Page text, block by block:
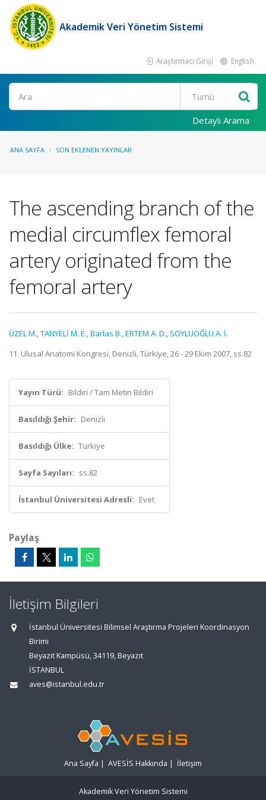
Akademik Veri Yönetim Sistemi
Araştırmacı Girişi English
Ara
Detaylı Arama
ANA SAYFA SON EKLENEN YAYINLAR
The ascending branch of the
medial circumflex femoral
artery originated from the
femoral artery
ÜZEL M.,TANYELİ M. E.,Barlas B.,ERTEM A. D., SOYLUOĞLU A. İ.
11. Ulusal Anatomi Kongresi, Denizli, Türkiye, 26 - 29 Ekim 2007, ss.82
Yayın Türü: Bildiri / Tam Metin Bildiri
Basıldığı Şehir: Denizli
Basıldığı Ülke: Türkiye
Sayfa Sayıları: ss.82
İstanbul Üniversitesi Adresli: Evet
Paylaş
İletişim Bilgileri
İstanbul Üniversitesi Bilimsel Araştırma Projeleri Koordinasyon
Birimi
Beyazıt Kampüsü, 34119, Beyazıt
İSTANBUL
aves@istanbul.edu.tr
Ana Sayfa | AVESİS Hakkında | İletişim
Akademik Veri Yönetim Sistemi